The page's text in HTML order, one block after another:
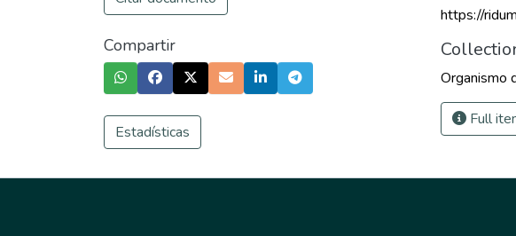
Compartir
Estadísticas
https://
Organismo
Full